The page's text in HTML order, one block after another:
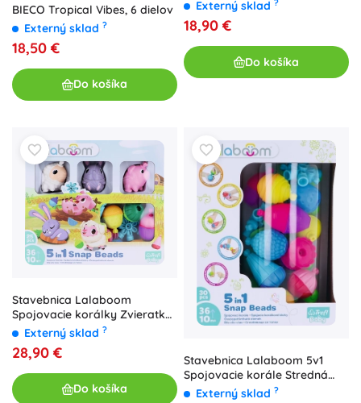
BIECO Tropical Vibes, 6 dielov
Externý sklad ?
18,50 €
Do košíka
Externý sklad ?
18,90 €
Do košíka
Stavebnica Lalaboom
Spojovacie korálky Zvieratká
z farmy
Externý sklad ?
28,90 €
Do košíka
Stavebnica Lalaboom 5v1
Spojovacie korále Stredná
sada 30 dielov
Externý sklad ?